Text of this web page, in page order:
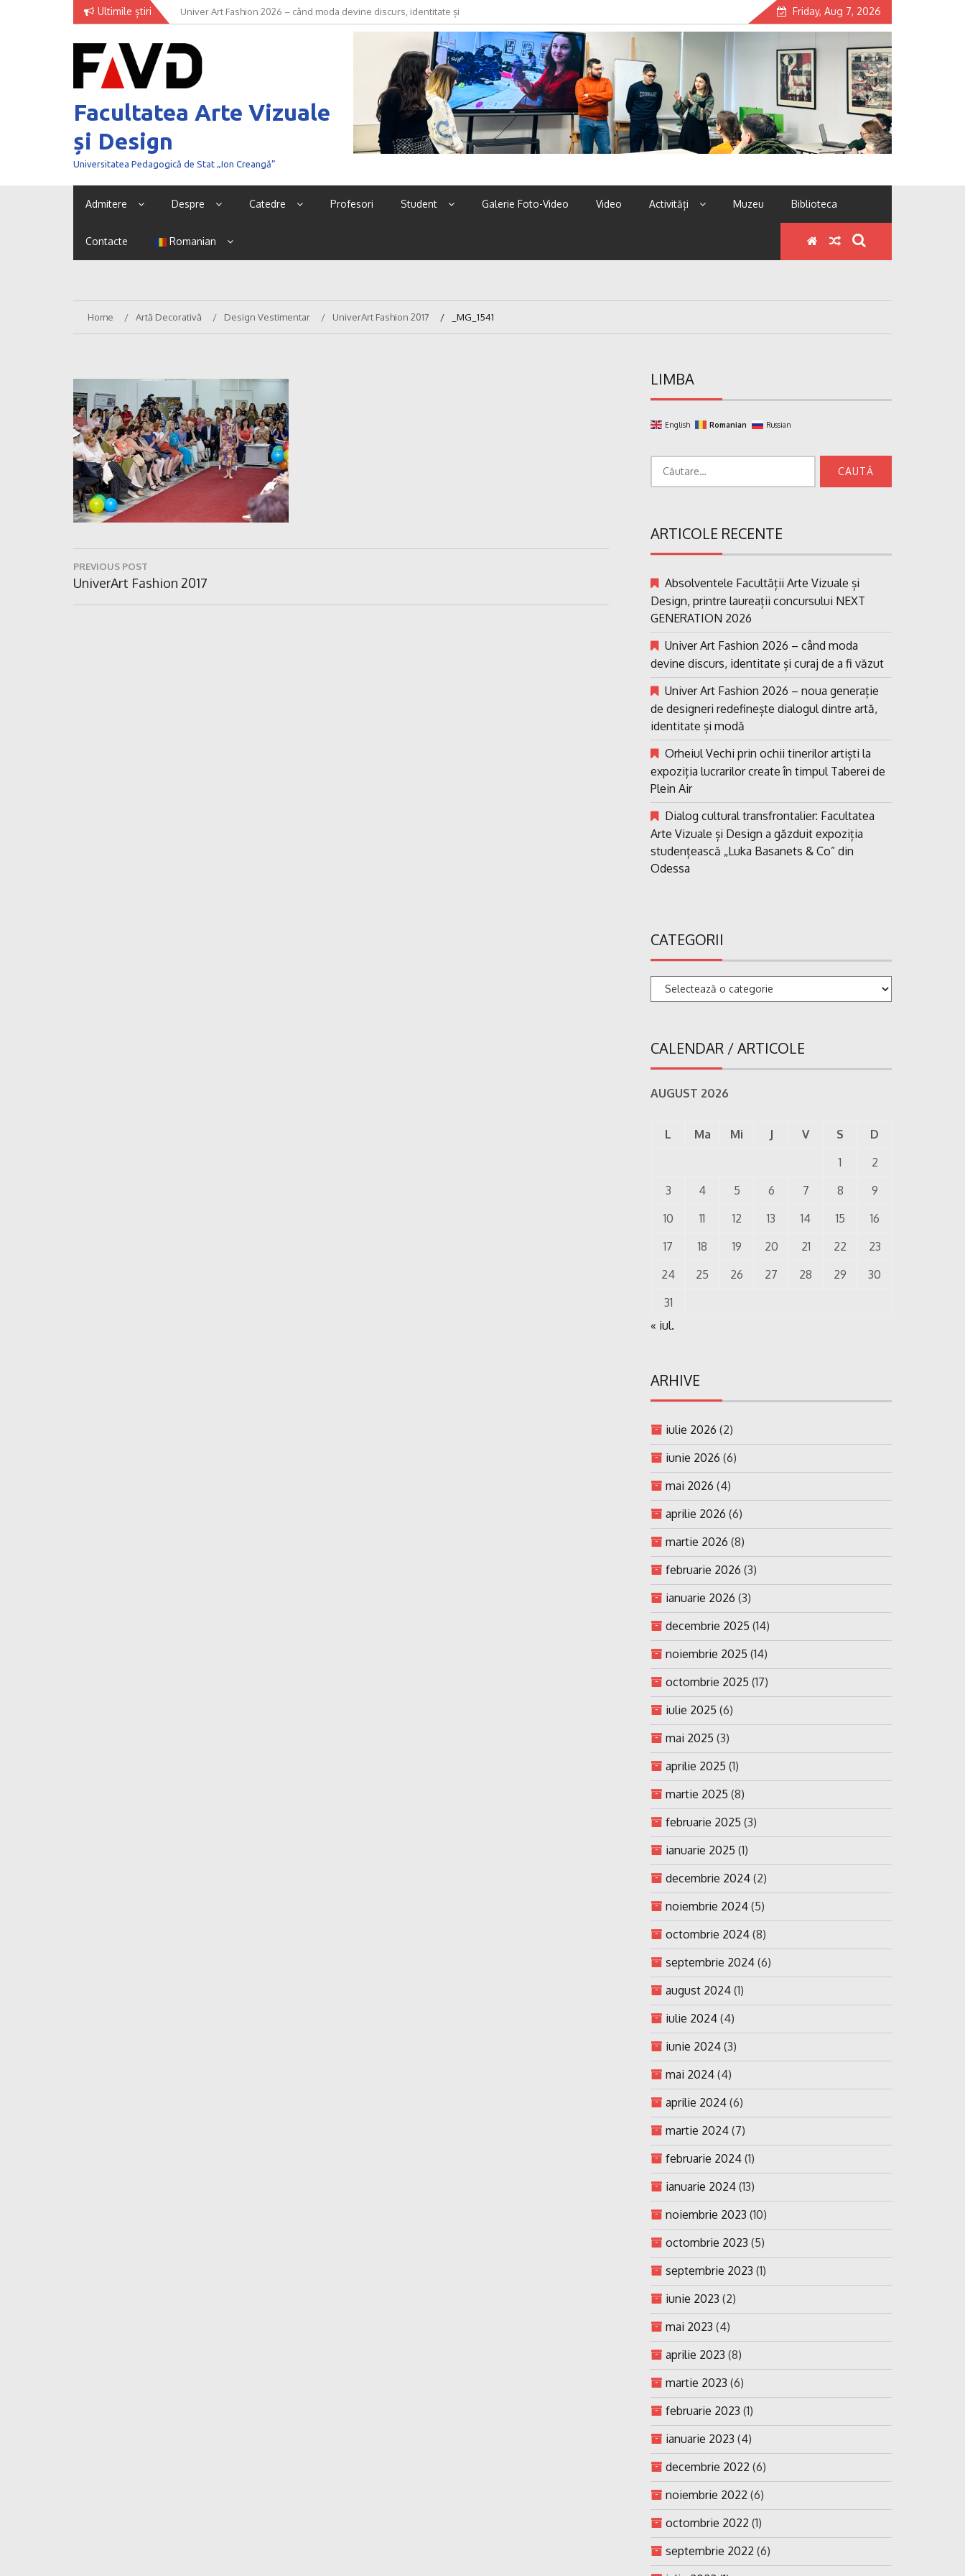
Ultimile știri
Univer Art Fashion 2026 – când moda devine discurs, identitate și
curaj de a fi văzut
Friday, Aug 7, 2026
Facultatea Arte Vizuale
și Design
Universitatea Pedagogică de Stat „Ion Creangă”
Admitere Despre Catedre Profesori Student Galerie Foto-Video Video Activități Muzeu Biblioteca
Contacte Romanian
Home Artă Decorativă Design Vestimentar UniverArt Fashion 2017 _MG_1541
Navigare
în
articole
PREVIOUS POST
Previous
Post:
UniverArt Fashion 2017
LIMBA
English Romanian Russian
ARTICOLE RECENTE
Absolventele Facultății Arte Vizuale și
Design, printre laureații concursului NEXT
GENERATION 2026
Univer Art Fashion 2026 – când moda
devine discurs, identitate și curaj de a fi văzut
Univer Art Fashion 2026 – noua generație
de designeri redefinește dialogul dintre artă,
identitate și modă
Orheiul Vechi prin ochii tinerilor artiști la
expoziția lucrarilor create în timpul Taberei de
Plein Air
Dialog cultural transfrontalier: Facultatea
Arte Vizuale și Design a găzduit expoziția
studențească „Luka Basanets & Co” din
Odessa
CATEGORII
Categorii
CALENDAR / ARTICOLE
AUGUST 2026
L Ma Mi J V S
D
1
2
3
4 5 6 7 8
9
10
11 12 13 14 15
16
17
18 19 20 21 22
23
24
25 26 27 28 29
30
31
« iul.
ARHIVE
iulie 2026 (2)
iunie 2026 (6)
mai 2026 (4)
aprilie 2026 (6)
martie 2026 (8)
februarie 2026 (3)
ianuarie 2026 (3)
decembrie 2025 (14)
noiembrie 2025 (14)
octombrie 2025 (17)
iulie 2025 (6)
mai 2025 (3)
aprilie 2025 (1)
martie 2025 (8)
februarie 2025 (3)
ianuarie 2025 (1)
decembrie 2024 (2)
noiembrie 2024 (5)
octombrie 2024 (8)
septembrie 2024 (6)
august 2024 (1)
iulie 2024 (4)
iunie 2024 (3)
mai 2024 (4)
aprilie 2024 (6)
martie 2024 (7)
februarie 2024 (1)
ianuarie 2024 (13)
noiembrie 2023 (10)
octombrie 2023 (5)
septembrie 2023 (1)
iunie 2023 (2)
mai 2023 (4)
aprilie 2023 (8)
martie 2023 (6)
februarie 2023 (1)
ianuarie 2023 (4)
decembrie 2022 (6)
noiembrie 2022 (6)
octombrie 2022 (1)
septembrie 2022 (6)